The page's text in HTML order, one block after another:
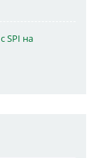
SPI на